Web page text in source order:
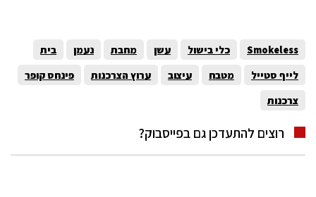
Smokeless כלי בישול עשן מחבת נעמן
בית
לייף סטייל
מטבח עיצוב ערוץ הצרכנות
פינחס קופר
צרכנות
רוצים להתעדכן גם בפייסבוק?